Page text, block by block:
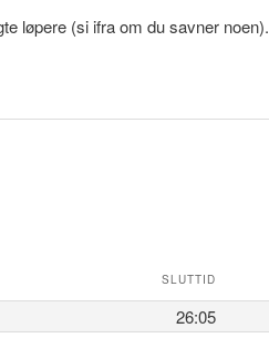
løpere (si ifra om du savner noen).
SLUTTID
26:05